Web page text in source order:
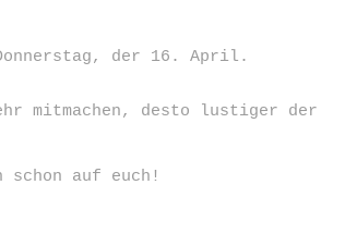
der 16. April.
mitmachen, desto lustiger der
schon auf euch!